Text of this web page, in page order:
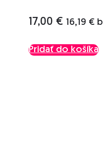
17,00 € 16,19 €
Pridať do košíka